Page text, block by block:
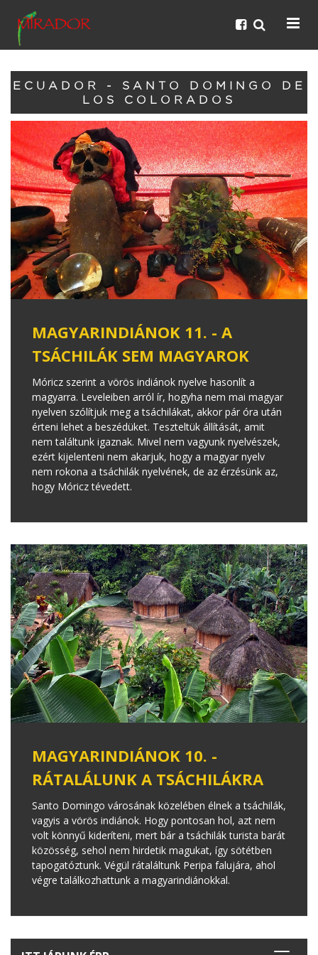
ECUADOR - SANTO DOMINGO DE
LOS COLORADOS
MAGYARINDIÁNOK 11. - A
TSÁCHILÁK SEM MAGYAROK
Móricz szerint a vörös indiánok nyelve hasonlít a
magyarra. Leveleiben arról ír, hogyha nem mai magyar
nyelven szólítjuk meg a tsáchilákat, akkor pár óra után
érteni lehet a beszédüket. Teszteltük állítását, amit
nem találtunk igaznak. Mivel nem vagyunk nyelvészek,
ezért kijelenteni nem akarjuk, hogy a magyar nyelv
nem rokona a tsáchilák nyelvének, de az érzésünk az,
hogy Móricz tévedett.
MAGYARINDIÁNOK 10. -
RÁTALÁLUNK A TSÁCHILÁKRA
Santo Domingo városának közelében élnek a tsáchilák,
vagyis a vörös indiánok. Hogy pontosan hol, azt nem
volt könnyű kideríteni, mert bár a tsáchilák turista barát
közösség, sehol nem hirdetik magukat, így sötétben
tapogatóztunk. Végül rátaláltunk Peripa falujára, ahol
végre találkozhattunk a magyarindiánokkal.